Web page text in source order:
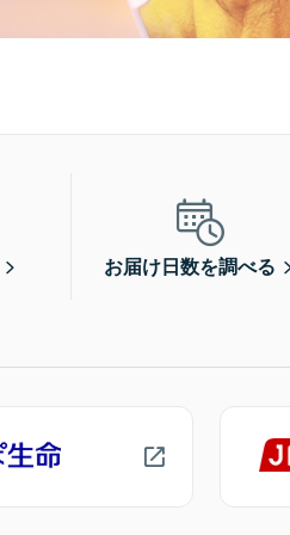
お届け日数を調べる